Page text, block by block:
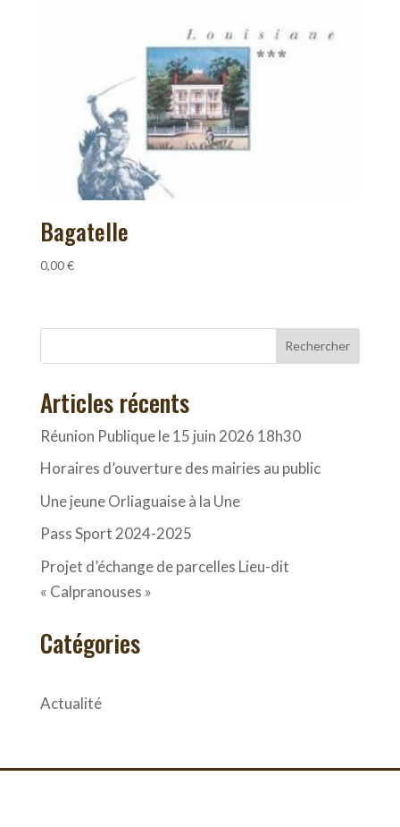
Bagatelle
0,00€
Rechercher
Articles récents
Réunion Publique le 15 juin 2026 18h30
Horaires d’ouverture des mairies au public
Une jeune Orliaguaise à la Une
Pass Sport 2024-2025
Projet d’échange de parcelles Lieu-dit
« Calpranouses »
Catégories
Actualité